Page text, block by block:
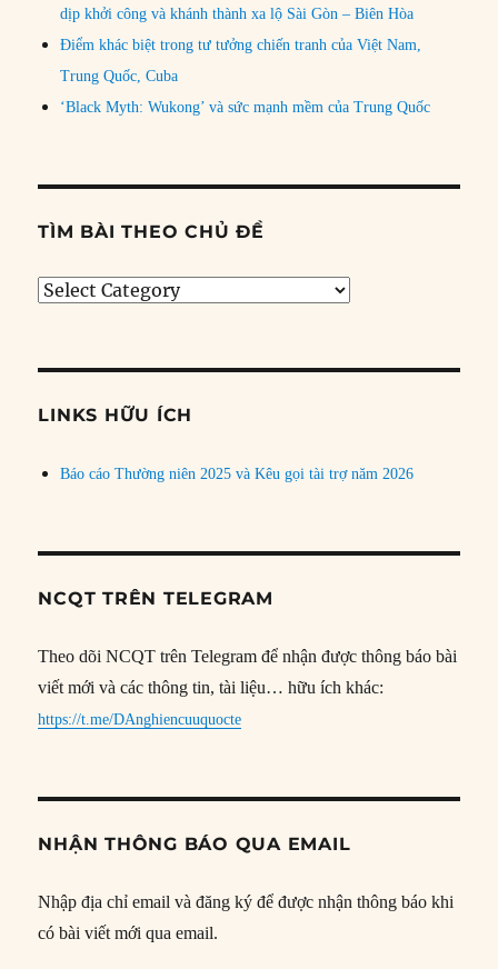
dịp khởi công và khánh thành xa lộ Sài Gòn – Biên Hòa
Điểm khác biệt trong tư tưởng chiến tranh của Việt Nam,
Trung Quốc, Cuba
‘Black Myth: Wukong’ và sức mạnh mềm của Trung Quốc
TÌM BÀI THEO CHỦ ĐỀ
Tìm
đề
LINKS HỮU ÍCH
Báo cáo Thường niên 2025 và Kêu gọi tài trợ năm 2026
NCQT TRÊN TELEGRAM
Theo dõi NCQT trên Telegram để nhận được thông báo bài
viết mới và các thông tin, tài liệu… hữu ích khác:
https://t.me/DAnghiencuuquocte
NHẬN THÔNG BÁO QUA EMAIL
Nhập địa chỉ email và đăng ký để được nhận thông báo khi
có bài viết mới qua email.